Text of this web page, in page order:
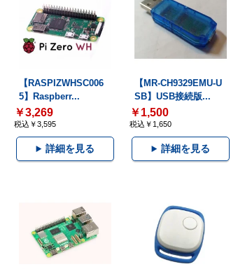
【RASPIZWHSC006
5】Raspberr...
￥3,269
税込￥3,595
詳細を見る
【MR-CH9329EMU-U
SB】USB接続版...
￥1,500
税込￥1,650
詳細を見る